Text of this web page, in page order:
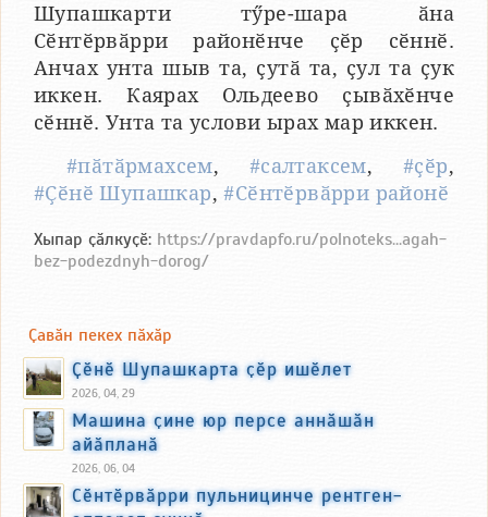
Шупашкарти тӳре-шара ӑна
Сӗнтӗрвӑрри районӗнче ҫӗр сӗннӗ.
Анчах унта шыв та, ҫутӑ та, ҫул та ҫук
иккен. Каярах Ольдеево ҫывӑхӗнче
сӗннӗ. Унта та услови ырах мар иккен.
#пӑтӑрмахсем, #салтаксем, #ҫӗр,
#Ҫӗнӗ Шупашкар,#Сӗнтӗрвӑрри районӗ
Хыпар ҫӑлкуҫӗ: https://pravdapfo.ru/polnoteks...agah-
bez-podezdnyh-dorog/
Ҫавӑн пекех пӑхӑр
Ҫӗнӗ Шупашкарта ҫӗр ишӗлет
2026, 04, 29
Машина ҫине юр персе аннӑшӑн
айӑпланӑ
2026, 06, 04
Сӗнтӗрвӑрри пульницинче рентген-